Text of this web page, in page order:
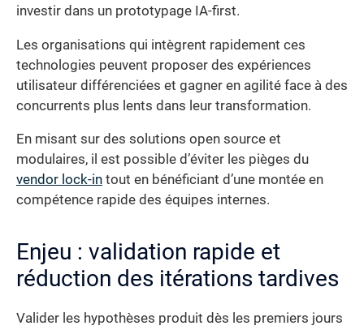
investir dans un prototypage IA-first.
Les organisations qui intègrent rapidement ces
technologies peuvent proposer des expériences
utilisateur différenciées et gagner en agilité face à des
concurrents plus lents dans leur transformation.
En misant sur des solutions open source et
modulaires, il est possible d’éviter les pièges du
vendor lock-in tout en bénéficiant d’une montée en
compétence rapide des équipes internes.
Enjeu : validation rapide et
réduction des itérations tardives
Valider les hypothèses produit dès les premiers jours